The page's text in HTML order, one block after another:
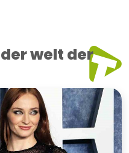
welt der